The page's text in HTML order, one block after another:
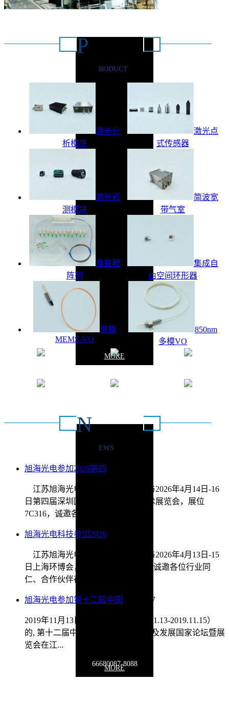
P
RODUCT
激光分
析模块
激光点
式传感器
激光遥
测模块
简波宽
带气室
准直器
阵列
集成自
由空间环形器
单模
MEMS-VO
850nm
多模VO
MORE
N
EWS
旭海光电参加2026第四
江苏旭海光电科技有限公司将参与2026年4月14日-16
日第四届深圳国际传感器与应用技术展览会，展位
7C316，诚邀各位同仁、合作伙...
旭海光电科技参加2026
江苏旭海光电科技有限公司将参与2026年4月13日-15
日上海环博会，展位位于E4馆E02，诚邀各位行业同
仁、合作伙伴莅临指导。我...
旭海光电参加第十二届中国 2020/1/17
2019年11月13日，历时三天（2019.11.13-2019.11.15）
的, 第十二届中国在线分析仪器应用及发展国家论坛暨展
览会在江...
MORE
66680087-8088